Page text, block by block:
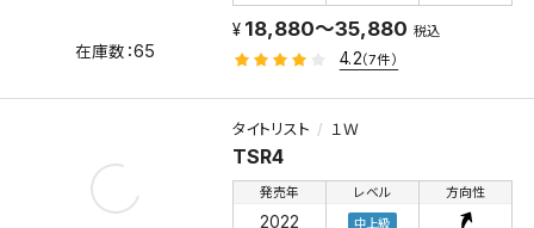
65
18,880～35,880 税込
4.2（7件）
タイトリスト １Ｗ
TSR4
発売年
2022
レベル
中上級
方向性